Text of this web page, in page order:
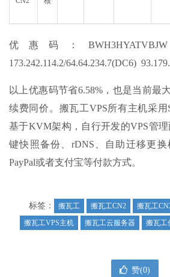
优惠码：
173.242.114.2/64.64.234.7(DC6)
以上优惠码节省6.58%，也是当前最
续费同价。搬瓦工VPS所有主机采用
基于KVM架构，自行开发的VPS管
键快照备份、rDNS、自助迁移更
PayPal或者支付宝等付款方式。
标签： 搬瓦工 搬瓦工CN2 搬瓦工
搬瓦工VPS主机
搬瓦工云服务器 搬瓦工
赞(0)